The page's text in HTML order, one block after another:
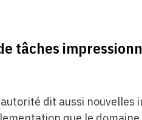
tâches
dit aussi nouvelles